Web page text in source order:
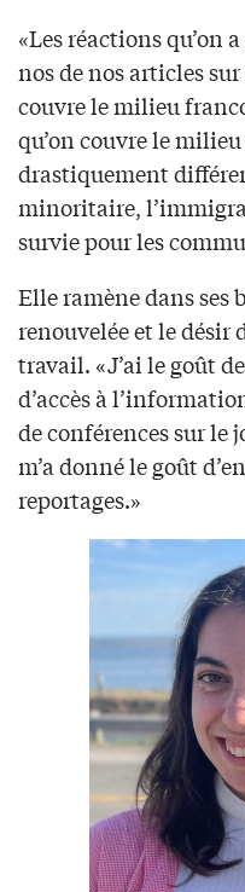
«Les réactions qu’on
nos de nos articles
couvre le milieu
qu’on couvre le
drastiquement
minoritaire,
survie pour les
Elle ramène dans ses
renouvelée et le désir
travail. «J’ai le goût
d’accès à
de conférences sur le
m’a donné le goût
reportages.»